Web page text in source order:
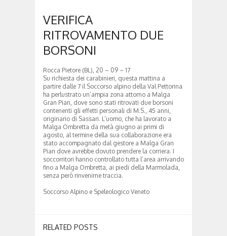
VERIFICA
RITROVAMENTO DUE
BORSONI
Rocca Pietore (BL), 20 – 09 – 17
Su richiesta dei carabinieri, questa mattina a
partire dalle 7 il Soccorso alpino della Val Pettorina
ha perlustrato un’ampia zona attorno a Malga
Gran Pian, dove sono stati ritrovati due borsoni
contenenti gli effetti personali di M.S., 45 anni,
originario di Sassari. L’uomo, che ha lavorato a
Malga Ombretta da metà giugno ai primi di
agosto, al termine della sua collaborazione era
stato accompagnato dal gestore a Malga Gran
Pian dove avrebbe dovuto prendere la corriera. I
soccorritori hanno controllato tutta l’area arrivando
fino a Malga Ombretta, ai piedi della Marmolada,
senza però rinvenirne traccia.
Soccorso Alpino e Speleologico Veneto
RELATED POSTS